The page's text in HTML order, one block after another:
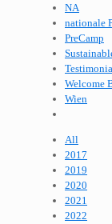
NA
nationale
PreCamp
Welcome
Wien
All
2017
2019
2020
2021
2022